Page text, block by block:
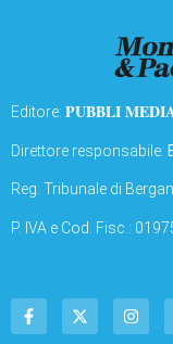
Editore: PUBBLI
Direttore responsabile:
Reg: Tribunale di
P. IVA e Cod. Fisc.: